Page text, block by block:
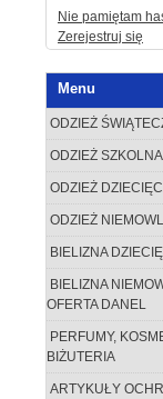
Nie pamiętam
Zerejestruj się
Menu
ODZIEŻ
ODZIEŻ SZKOLNA
ODZIEŻ
ODZIEŻ
BIELIZNA
BIELIZNA
OFERTA DANEL
PERFUMY,
BIŻUTERIA
ARTYKUŁY